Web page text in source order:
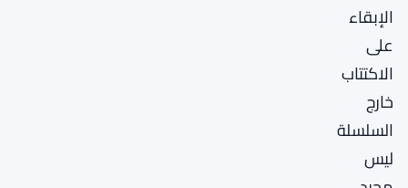
الإبقاء
على
الاكتتاب
خارج
السلسلة
ليس